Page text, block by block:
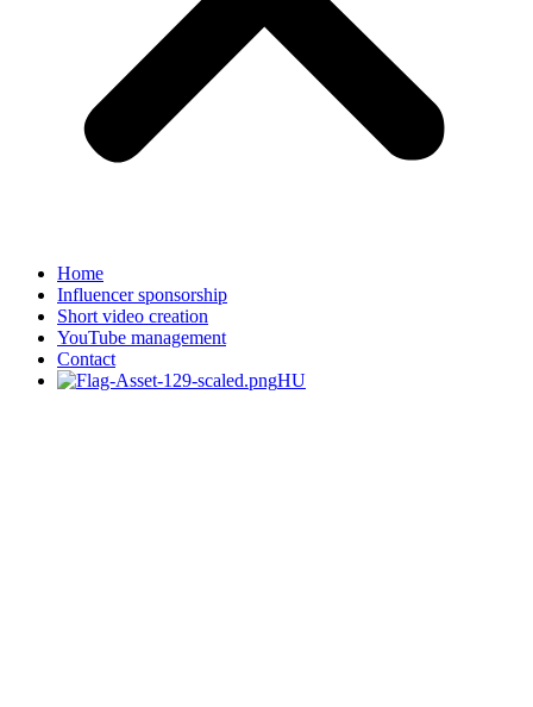
Home
Influencer sponsorship
Short video creation
YouTube management
Contact
HU